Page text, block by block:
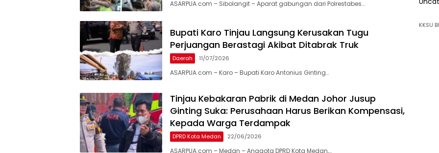
ASARPUA.com – Sibolangit – Aparat gabungan dari Polrestabes…
Bupati Karo Tinjau Langsung Kerusakan Tugu
Perjuangan Berastagi Akibat Ditabrak Truk
Daerah 11/07/2026
ASARPUA.com – Karo – Bupati Karo Antonius Ginting…
Tinjau Kebakaran Pabrik di Medan Johor Jusup
Ginting Suka: Perusahaan Harus Berikan Kompensasi,
Kepada Warga Terdampak
DPRD Kota Medan 22/06/2026
ASARPUA.com – Medan – Anggota DPRD Kota Medan,…
KKSU BI